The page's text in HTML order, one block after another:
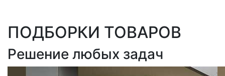
ПОДБОРКИ ТОВАРОВ
Решение любых задач